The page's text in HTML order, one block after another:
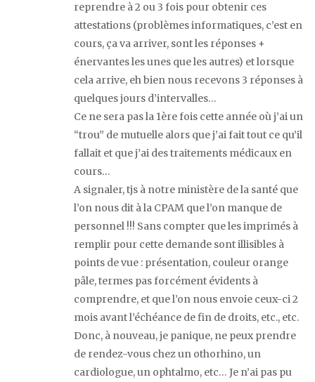
reprendre à 2 ou 3 fois pour obtenir ces
attestations (problèmes informatiques, c’est en
cours, ça va arriver, sont les réponses +
énervantes les unes que les autres) et lorsque
cela arrive, eh bien nous recevons 3 réponses à
quelques jours d’intervalles…
Ce ne sera pas la 1ère fois cette année où j’ai un
“trou” de mutuelle alors que j’ai fait tout ce qu’il
fallait et que j’ai des traitements médicaux en
cours…
A signaler, tjs à notre ministère de la santé que
l’on nous dit à la CPAM que l’on manque de
personnel !!! Sans compter que les imprimés à
remplir pour cette demande sont illisibles à
points de vue : présentation, couleur orange
pâle, termes pas forcément évidents à
comprendre, et que l’on nous envoie ceux-ci 2
mois avant l’échéance de fin de droits, etc., etc.
Donc, à nouveau, je panique, ne peux prendre
de rendez-vous chez un othorhino, un
cardiologue, un ophtalmo, etc… Je n’ai pas pu